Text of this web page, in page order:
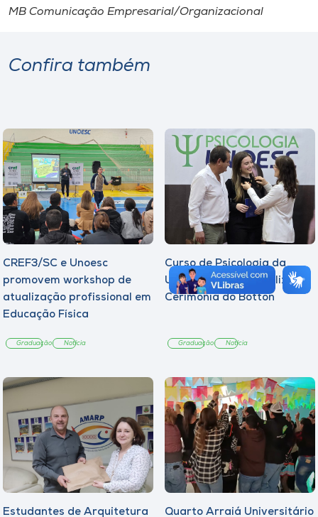
MB Comunicação Empresarial/Organizacional
Confira também
CREF3/SC e Unoesc
promovem workshop de
atualização profissional em
Educação Física
Graduação Notícia
Curso de Psicologia da
Unoesc Joaçaba realiza 2ª
Cerimônia do Botton
Graduação Notícia
Estudantes de Arquitetura Quarto Arraiá Universitário